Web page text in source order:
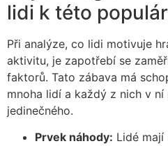
lidi k této
Při analýze, co lidi motivuje
aktivitu, je zapotřebí se
faktorů. Tato zábava má
mnoha lidí a každý z nich v ní
jedinečného.
Prvek náhody: Lidé